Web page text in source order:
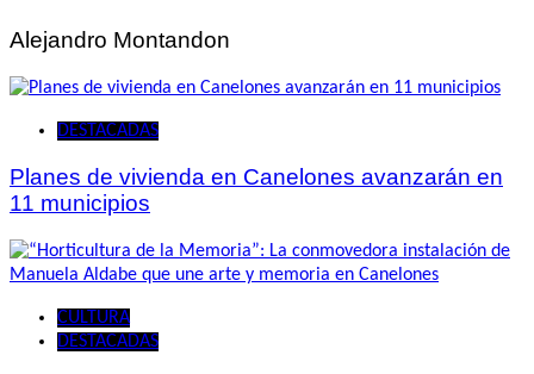
Alejandro Montandon
DESTACADAS
Planes de vivienda en Canelones avanzarán en
11 municipios
CULTURA
DESTACADAS